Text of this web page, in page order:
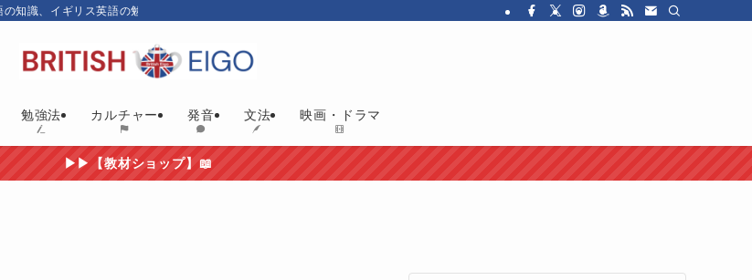
知識、イギリス英語の勉強にお勧めの英語教材やイギリス映画・ドラマを紹介しています。イギリス人の性格や国民性、イギリスのカルチャ
勉強法 カルチャー 発音 文法 映画・ドラマ
▶▶【教材ショップ】📖